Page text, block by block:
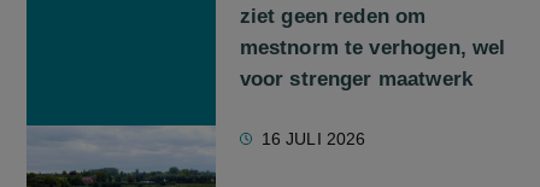
ziet geen reden om
mestnorm te verhogen, wel
voor strenger maatwerk
16 JULI 2026